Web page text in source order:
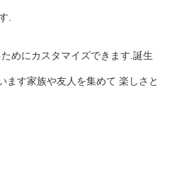
.
めにカスタマイズできます.誕生
ます家族や友人を集めて 楽しさと